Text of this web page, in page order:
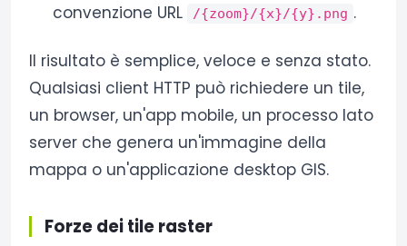
convenzione URL
/{zoom}/{x}/{y}.png .
Il risultato è semplice, veloce e senza stato.
Qualsiasi client HTTP può richiedere un tile,
un browser, un'app mobile, un processo lato
server che genera un'immagine della
mappa o un'applicazione desktop GIS.
Forze dei tile raster